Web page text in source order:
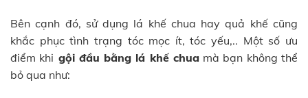
Bên cạnh đó, sử dụng lá khế chua hay quả khế cũng
khắc phục tình trạng tóc mọc ít, tóc yếu,.. Một số ưu
điểm khi gội đầu bằng lá khế chua mà bạn không thể
bỏ qua như: